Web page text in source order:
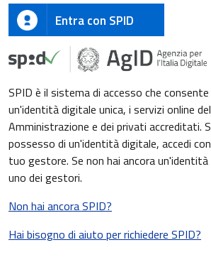
Entra con SPID
SPID è il sistema di accesso che
un'identità digitale unica, i servizi online
Amministrazione e dei privati accreditati.
possesso di un'identità digitale, accedi
tuo gestore. Se non hai ancora un'identità
uno dei gestori.
Non hai ancora SPID?
Hai bisogno di aiuto per richiedere SPID?